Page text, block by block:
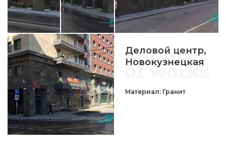
Деловой центр,
Новокузнецкая
Материал: Гранит